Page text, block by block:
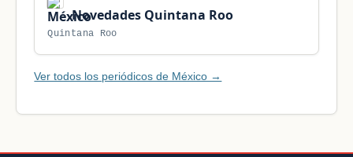
Novedades Quintana Roo
Quintana Roo
Ver todos los periódicos de México →